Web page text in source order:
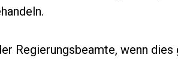
Regierungsbeamte, wenn